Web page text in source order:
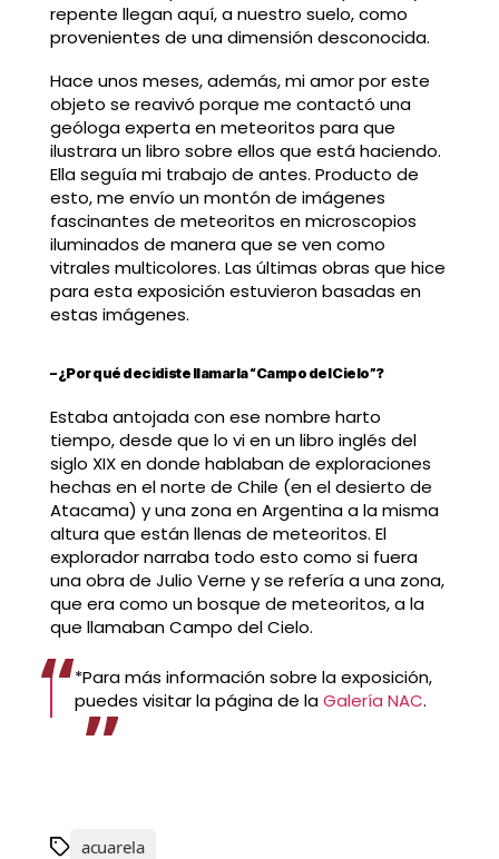
repente llegan aquí, a nuestro suelo, como
provenientes de una dimensión desconocida.
Hace unos meses, además, mi amor por este
objeto se reavivó porque me contactó una
geóloga experta en meteoritos para que
ilustrara un libro sobre ellos que está haciendo.
Ella seguía mi trabajo de antes. Producto de
esto, me envío un montón de imágenes
fascinantes de meteoritos en microscopios
iluminados de manera que se ven como
vitrales multicolores. Las últimas obras que hice
para esta exposición estuvieron basadas en
estas imágenes.
– ¿Por qué decidiste llamarla “Campo del Cielo”?
Estaba antojada con ese nombre harto
tiempo, desde que lo vi en un libro inglés del
siglo XIX en donde hablaban de exploraciones
hechas en el norte de Chile (en el desierto de
Atacama) y una zona en Argentina a la misma
altura que están llenas de meteoritos. El
explorador narraba todo esto como si fuera
una obra de Julio Verne y se refería a una zona,
que era como un bosque de meteoritos, a la
que llamaban Campo del Cielo.
*Para más información sobre la exposición,
puedes visitar la página de laGalería NAC.
acuarela